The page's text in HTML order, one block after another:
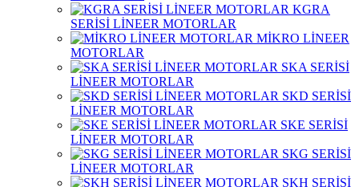
KGRA
SERİSİ LİNEER MOTORLAR
MİKRO LİNEER
MOTORLAR
SKA SERİSİ
LİNEER MOTORLAR
SKD SERİSİ
LİNEER MOTORLAR
SKE SERİSİ
LİNEER MOTORLAR
SKG SERİSİ
LİNEER MOTORLAR
SKH SERİSİ